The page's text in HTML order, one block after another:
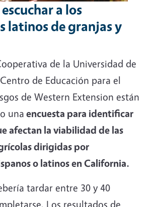
a los
latinos de granjas y
de la Universidad de
de Educación para el
de Western Extension están
una encuesta para identificar
afectan la viabilidad de las
dirigidas por
o latinos en California.
tardar entre 30 y 40
Los resultados de